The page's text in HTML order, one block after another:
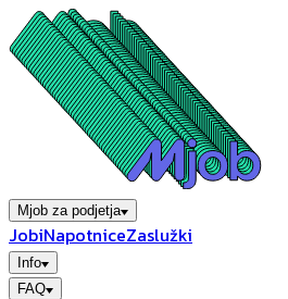
Mjob za podjetja
JobiNapotniceZaslužki
Info
FAQ